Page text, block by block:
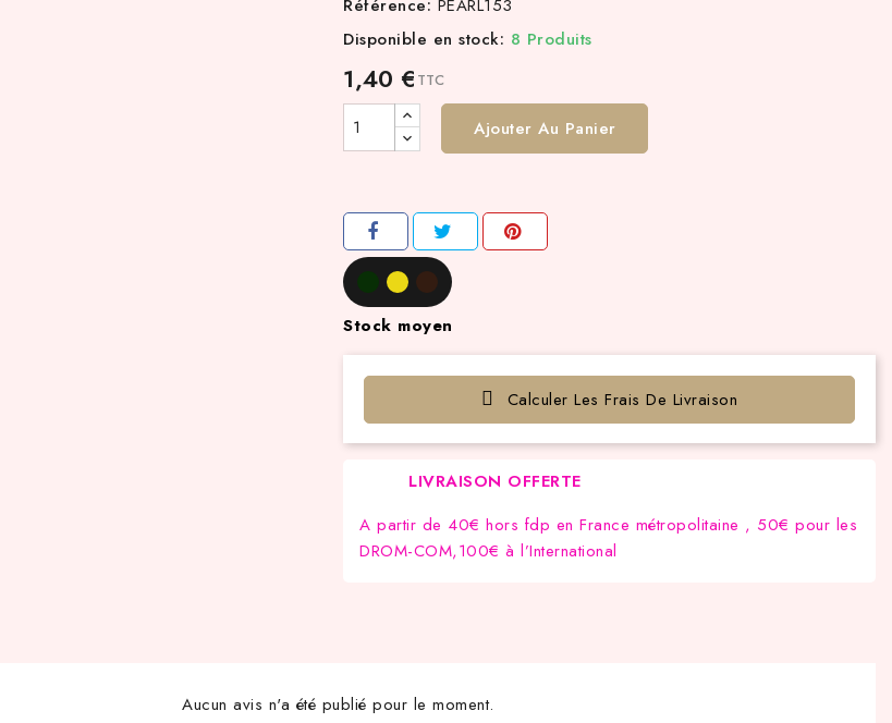
Référence: PEARL153
Disponible en stock: 8 Produits
1,40 € TTC
Ajouter Au Panier
Stock moyen
Calculer Les Frais De Livraison
LIVRAISON OFFERTE
A partir de 40€ hors fdp en France métropolitaine , 50€ pour les
DROM-COM,100€ à l’International
Aucun avis n'a été publié pour le moment.